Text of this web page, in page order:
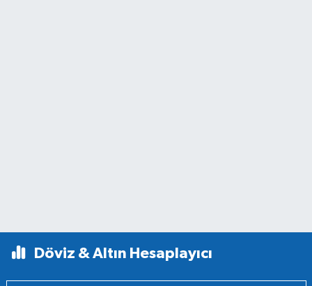
Döviz & Altın Hesaplayıcı